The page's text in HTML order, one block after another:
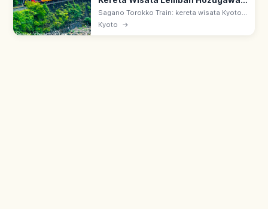
Tips Berkunjung
Sagano Torokko Train: kereta wisata Kyoto
7,3 km dari Stasiun Torokko Saga ke
Kameoka. Sejak 1991 di bekas jalur JR Sanin
Kyoto →